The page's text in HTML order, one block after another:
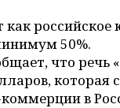
50%.
что
в